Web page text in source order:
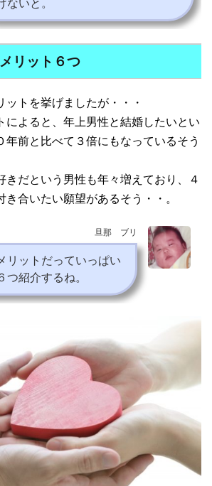
ないと。
リット６つ
ットを挙げましたが・・・
によると、年上男性と結婚したいとい
年前と比べて３倍にもなっているそう
きだという男性も年々増えており、４
き合いたい願望があるそう・・。
旦那 ブリ
リットだっていっぱい
つ紹介するね。